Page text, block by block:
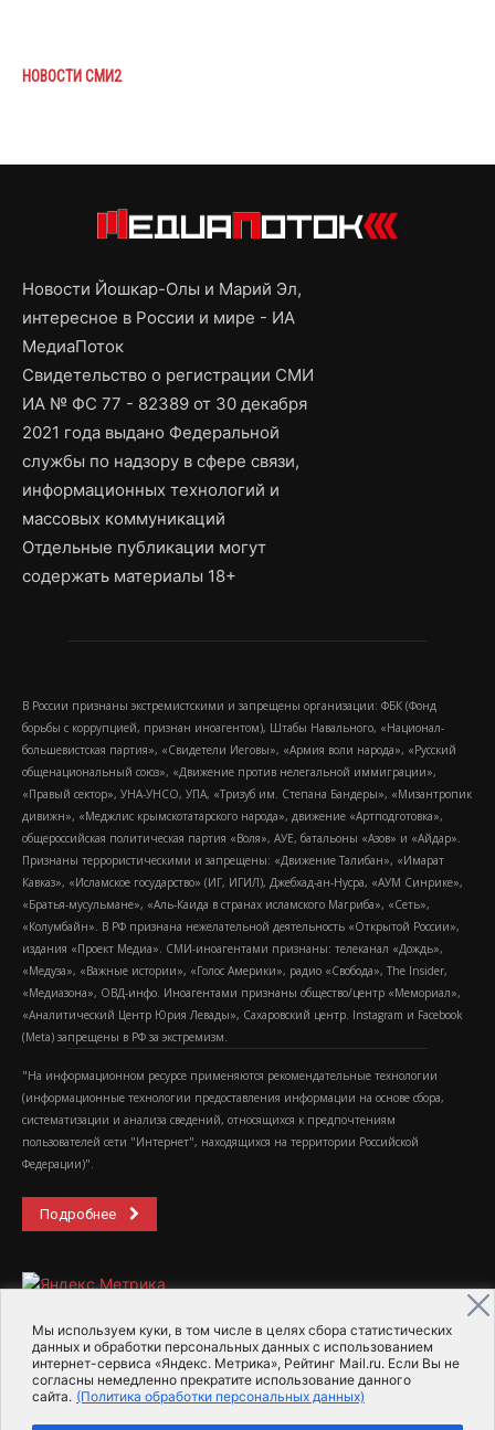
Мы используем куки, в том числе в целях сбора статистических
данных и обработки персональных данных с использованием
интернет-сервиса «Яндекс. Метрика», Рейтинг Mail.ru. Если Вы не
согласны немедленно прекратите использование данного
сайта. (Политика обработки персональных данных)
НОВОСТИ СМИ2
Новости Йошкар-Олы и Марий Эл,
интересное в России и мире - ИА
МедиаПоток
Свидетельство о регистрации СМИ
ИА № ФС 77 - 82389 от 30 декабря
2021 года выдано Федеральной
службы по надзору в сфере связи,
информационных технологий и
массовых коммуникаций
Отдельные публикации могут
содержать материалы 18+
В России признаны экстремистскими и запрещены организации: ФБК (Фонд
борьбы с коррупцией, признан иноагентом), Штабы Навального, «Национал-
большевистская партия», «Свидетели Иеговы», «Армия воли народа», «Русский
общенациональный союз», «Движение против нелегальной иммиграции»,
«Правый сектор», УНА-УНСО, УПА, «Тризуб им. Степана Бандеры», «Мизантропик
дивижн», «Меджлис крымскотатарского народа», движение «Артподготовка»,
общероссийская политическая партия «Воля», АУЕ, батальоны «Азов» и «Айдар».
Признаны террористическими и запрещены: «Движение Талибан», «Имарат
Кавказ», «Исламское государство» (ИГ, ИГИЛ), Джебхад-ан-Нусра, «АУМ Синрике»,
«Братья-мусульмане», «Аль-Каида в странах исламского Магриба», «Сеть»,
«Колумбайн». В РФ признана нежелательной деятельность «Открытой России»,
издания «Проект Медиа». СМИ-иноагентами признаны: телеканал «Дождь»,
«Медуза», «Важные истории», «Голос Америки», радио «Свобода», The Insider,
«Медиазона», ОВД-инфо. Иноагентами признаны общество/центр «Мемориал»,
«Аналитический Центр Юрия Левады», Сахаровский центр. Instagram и Facebook
(Metа) запрещены в РФ за экстремизм.
"На информационном ресурсе применяются рекомендательные технологии
(информационные технологии предоставления информации на основе сбора,
систематизации и анализа сведений, относящихся к предпочтениям
пользователей сети "Интернет", находящихся на территории Российской
Федерации)".
Подробнее
2015-2026- Информационное агентство МедиаПоток
Для справки Об издании Пользовательское соглашение